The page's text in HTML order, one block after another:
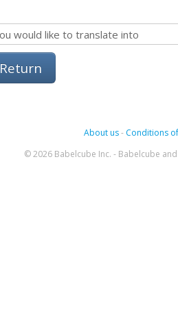
Return
About us- Conditions
© 2026 Babelcube Inc. - Babelcube